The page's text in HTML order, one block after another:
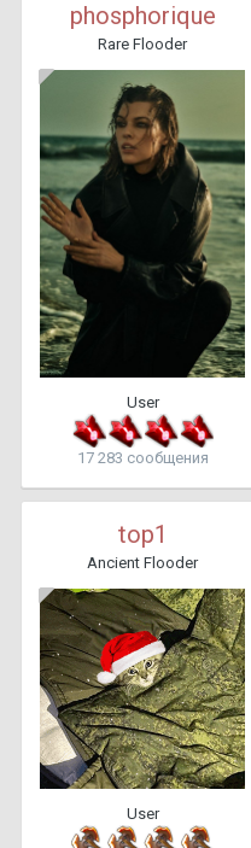
phosphorique
Rare Flooder
User
17 283 сообщения
top1
Ancient Flooder
User